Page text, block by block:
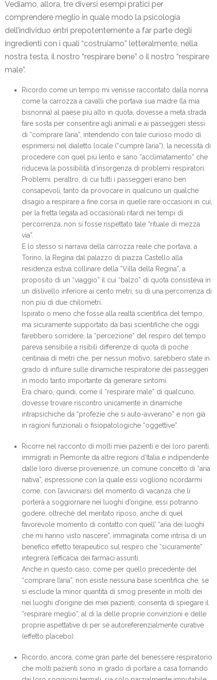
Vediamo, allora, tre diversi esempi pratici per
comprendere meglio in quale modo la psicologia
dell’individuo entri prepotentemente a far parte degli
ingredienti con i quali “costruiamo” letteralmente, nella
nostra testa, il nostro “respirare bene” o il nostro “respirare
male”.
Ricordo come un tempo mi venisse raccontato dalla nonna
come la carrozza a cavalli che portava sua madre (la mia
bisnonna) al paese più alto in quota, dovesse a metà strada
fare sosta per consentire agli animali e ai passeggeri stessi
di “comprare l’aria”, intendendo con tale curioso modo di
esprimersi nel dialetto locale (“cumprè l’aria”), la necessità di
procedere con quel più lento e sano “acclimatamento” che
riduceva la possibilità d’insorgenza di problemi respiratori.
Problemi, peraltro, di cui tutti i passeggeri erano ben
consapevoli, tanto da provocare in qualcuno un qualche
disagio a respirare a fine corsa in quelle rare occasioni in cui,
per la fretta legata ad occasionali ritardi nei tempi di
percorrenza, non si fosse rispettato tale “rituale di mezza
via”.
E lo stesso si narrava della carrozza reale che portava, a
Torino, la Regina dal palazzo di piazza Castello alla
residenza estiva collinare della “Villa della Regina”, a
proposito di un “viaggio” il cui “balzo” di quota consisteva in
un dislivello inferiore ai cento metri, su di una percorrenza di
non più di due chilometri.
Ispirato o meno che fosse alla realtà scientifica del tempo,
ma sicuramente supportato da basi scientifiche che oggi
farebbero sorridere, la “percezione” del respiro del tempo
pareva sensibile a risibili differenze di quota di poche
centinaia di metri che, per nessun motivo, sarebbero state in
grado di influire sulle dinamiche respiratorie dei passeggeri
in modo tanto importante da generare sintomi.
Era chiaro, quindi, come il “respirare male” di qualcuno,
dovesse trovare riscontro unicamente in dinamiche
intrapsichiche da “profezie che si auto-avverano” e non già
in ragioni funzionali o fisiopatologiche “oggettive”.
Ricorre nel racconto di molti miei pazienti e dei loro parenti,
immigrati in Piemonte da altre regioni d’Italia e indipendente
dalle loro diverse provenienze, un comune concetto di “aria
nativa”, espressione con la quale essi vogliono ricordarmi
come, con l’avvicinarsi del momento di vacanza che li
porterà a soggiornare nei luoghi d’origine, essi potranno
godere, oltreché del meritato riposo, anche di quel
favorevole momento di contatto con quell’ “aria dei luoghi
che mi hanno visto nascere”, immaginata come intrisa di un
benefico effetto terapeutico sul respiro che “sicuramente”
integrerà l’efficacia dei farmaci assunti.
Anche in questo caso, come per quello precedente del
“comprare l’aria”, non esiste nessuna base scientifica che, se
si esclude la minor quantità di smog presente in molti dei
nei luoghi d’origine dei miei pazienti, consenta di spiegare il
“respirare meglio”, al di la delle proprie convinzioni e delle
proprie aspettative di per sé autoreferenzialmente curative
(effetto placebo).
Ricordo, ancora, come gran parte del benessere respiratorio
che molti pazienti sono in grado di portare a casa tornando